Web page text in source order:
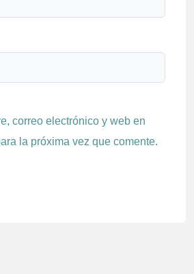
correo electrónico y web en
la próxima vez que comente.